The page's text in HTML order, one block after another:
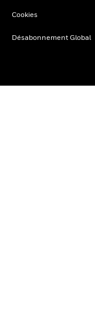
Cookies
Désabonnement Global